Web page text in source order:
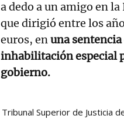
a dedo a un amigo en
que dirigió entre los
euros, enuna sentencia
inhabilitación especial
gobierno.
Tribunal Superior de Justicia